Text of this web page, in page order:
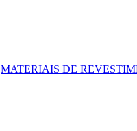
MATERIAIS DE